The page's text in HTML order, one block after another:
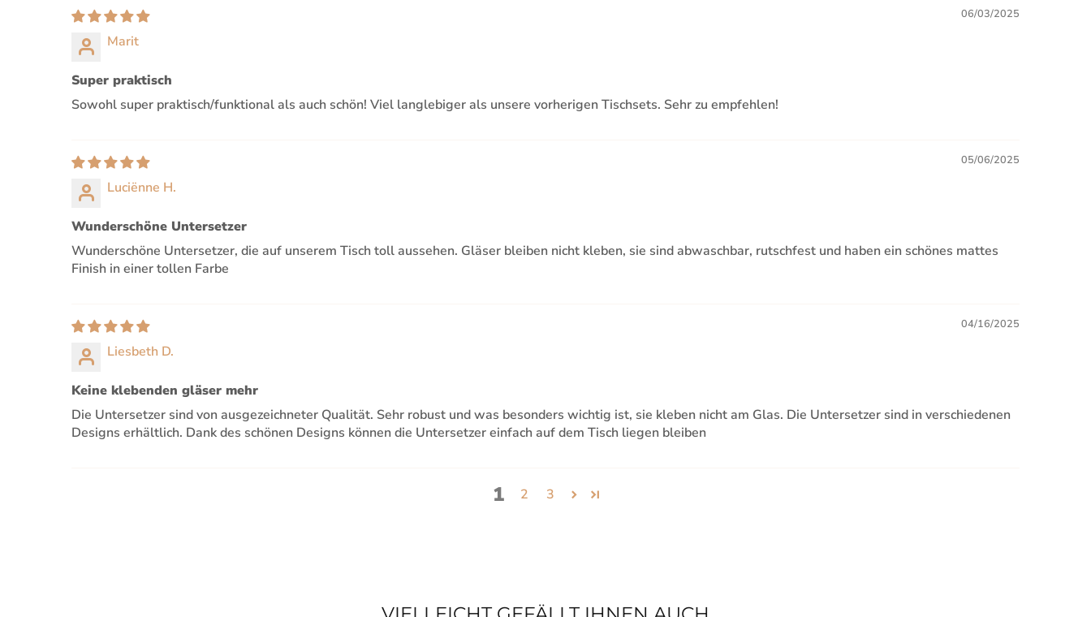
06/03/2025
Marit
Super praktisch
Sowohl super praktisch/funktional als auch schön! Viel langlebiger als unsere vorherigen Tischsets. Sehr zu empfehlen!
05/06/2025
Luciënne H.
Wunderschöne Untersetzer
Wunderschöne Untersetzer, die auf unserem Tisch toll aussehen. Gläser bleiben nicht kleben, sie sind abwaschbar, rutschfest und haben ein schönes mattes
Finish in einer tollen Farbe
04/16/2025
Liesbeth D.
Keine klebenden gläser mehr
Die Untersetzer sind von ausgezeichneter Qualität. Sehr robust und was besonders wichtig ist, sie kleben nicht am Glas. Die Untersetzer sind in verschiedenen
Designs erhältlich. Dank des schönen Designs können die Untersetzer einfach auf dem Tisch liegen bleiben
1 2 3